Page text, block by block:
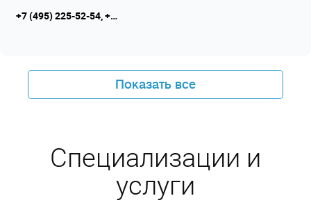
+7 (495) 225-52-54, +7 (495) 365-05-05
Показать все
Специализации и
услуги